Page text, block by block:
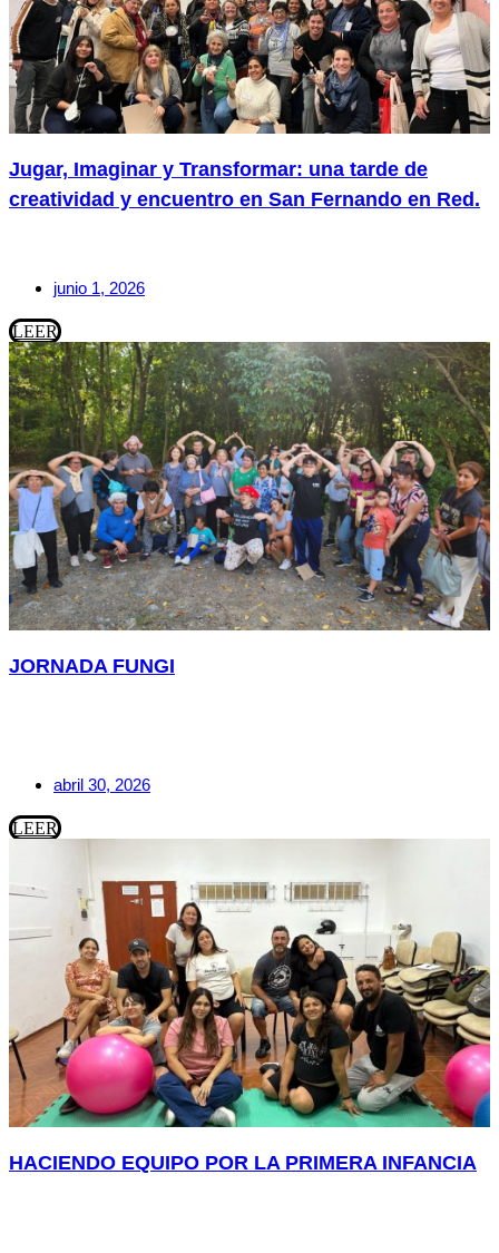
Jugar, Imaginar y Transformar: una tarde de
creatividad y encuentro en San Fernando en Red.
junio 1, 2026
LEER
JORNADA FUNGI
abril 30, 2026
LEER
HACIENDO EQUIPO POR LA PRIMERA INFANCIA